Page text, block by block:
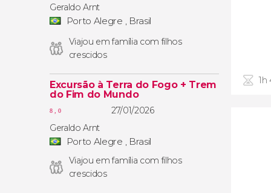
Geraldo Arnt
Porto Alegre , Brasil
Viajou em família com filhos
crescidos
Excursão à Terra do Fogo + Trem
do Fim do Mundo
8,0
27/01/2026
Geraldo Arnt
Porto Alegre , Brasil
Viajou em família com filhos
crescidos
1h